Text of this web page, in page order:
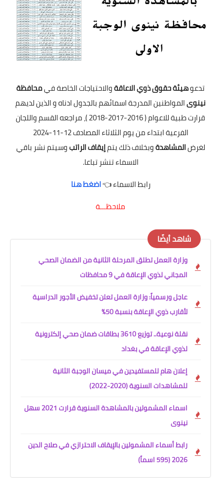
تدعوهيئة حقوق ذوي الاعاقةوالاحتياجات الخاصة فيمحافظة
نينوىالمواطنين المدرجة اسمائهم بالجدول ادناه و الذين لديهم
قرارت طبية للاعوام ( 2016-2017-2018 )، مراجعه القسم واللجان
الفرعية ابتداء من يوم الثلاثاء المصادف 12-11-2024
لغرضالمشاهدةوبخلاف ذلك يتمإيقاف الراتبوسيتم نشر باقي
الاسماء تنشر تباعا.
رابط الاسماء 👈اضغط هنا
ملاحظـــة
شاهد أيضًا
وزارة العمل تطلق المرحلة الثانية من الضمان الصحي
المجاني لذوي الإعاقة في 9 محافظات
عاجل ورسمياً: وزارة العمل تعلن تخفيض الأجور الدراسية
لأقارب ذوي الإعاقة بنسبة 50%
نقلة نوعية.. توزيع 3610 بطاقات ضمان صحي إلكترونية
لذوي الإعاقة في بغداد
إعلان هام للمستفيدين في ميسان الوجبة الثانية
للمشاهدات السنوية (2020-2022)
اسماء المشمولين بالمشاهدة السنوية قرارت 2021 سهل
نينوى
رابط أسماء المشمولين بالإيقاف الاحترازي في صلاح الدين
2026 (595 اسماً)